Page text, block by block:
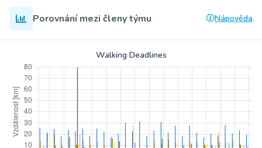
Porovnání mezi členy týmu Nápověda
Walking Deadlines